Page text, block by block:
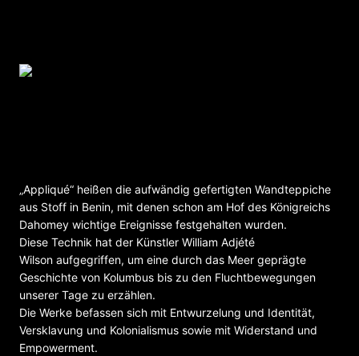
„Appliqué“ heißen die aufwändig gefertigten Wandteppiche
aus Stoff in Benin, mit denen schon am Hof des Königreichs
Dahomey wichtige Ereignisse festgehalten wurden.
Diese Technik hat der Künstler William Adjété
Wilson aufgegriffen, um eine durch das Meer geprägte
Geschichte von Kolumbus bis zu den Fluchtbewegungen
unserer Tage zu erzählen.
Die Werke befassen sich mit Entwurzelung und Identität,
Versklavung und Kolonialismus sowie mit Widerstand und
Empowerment.